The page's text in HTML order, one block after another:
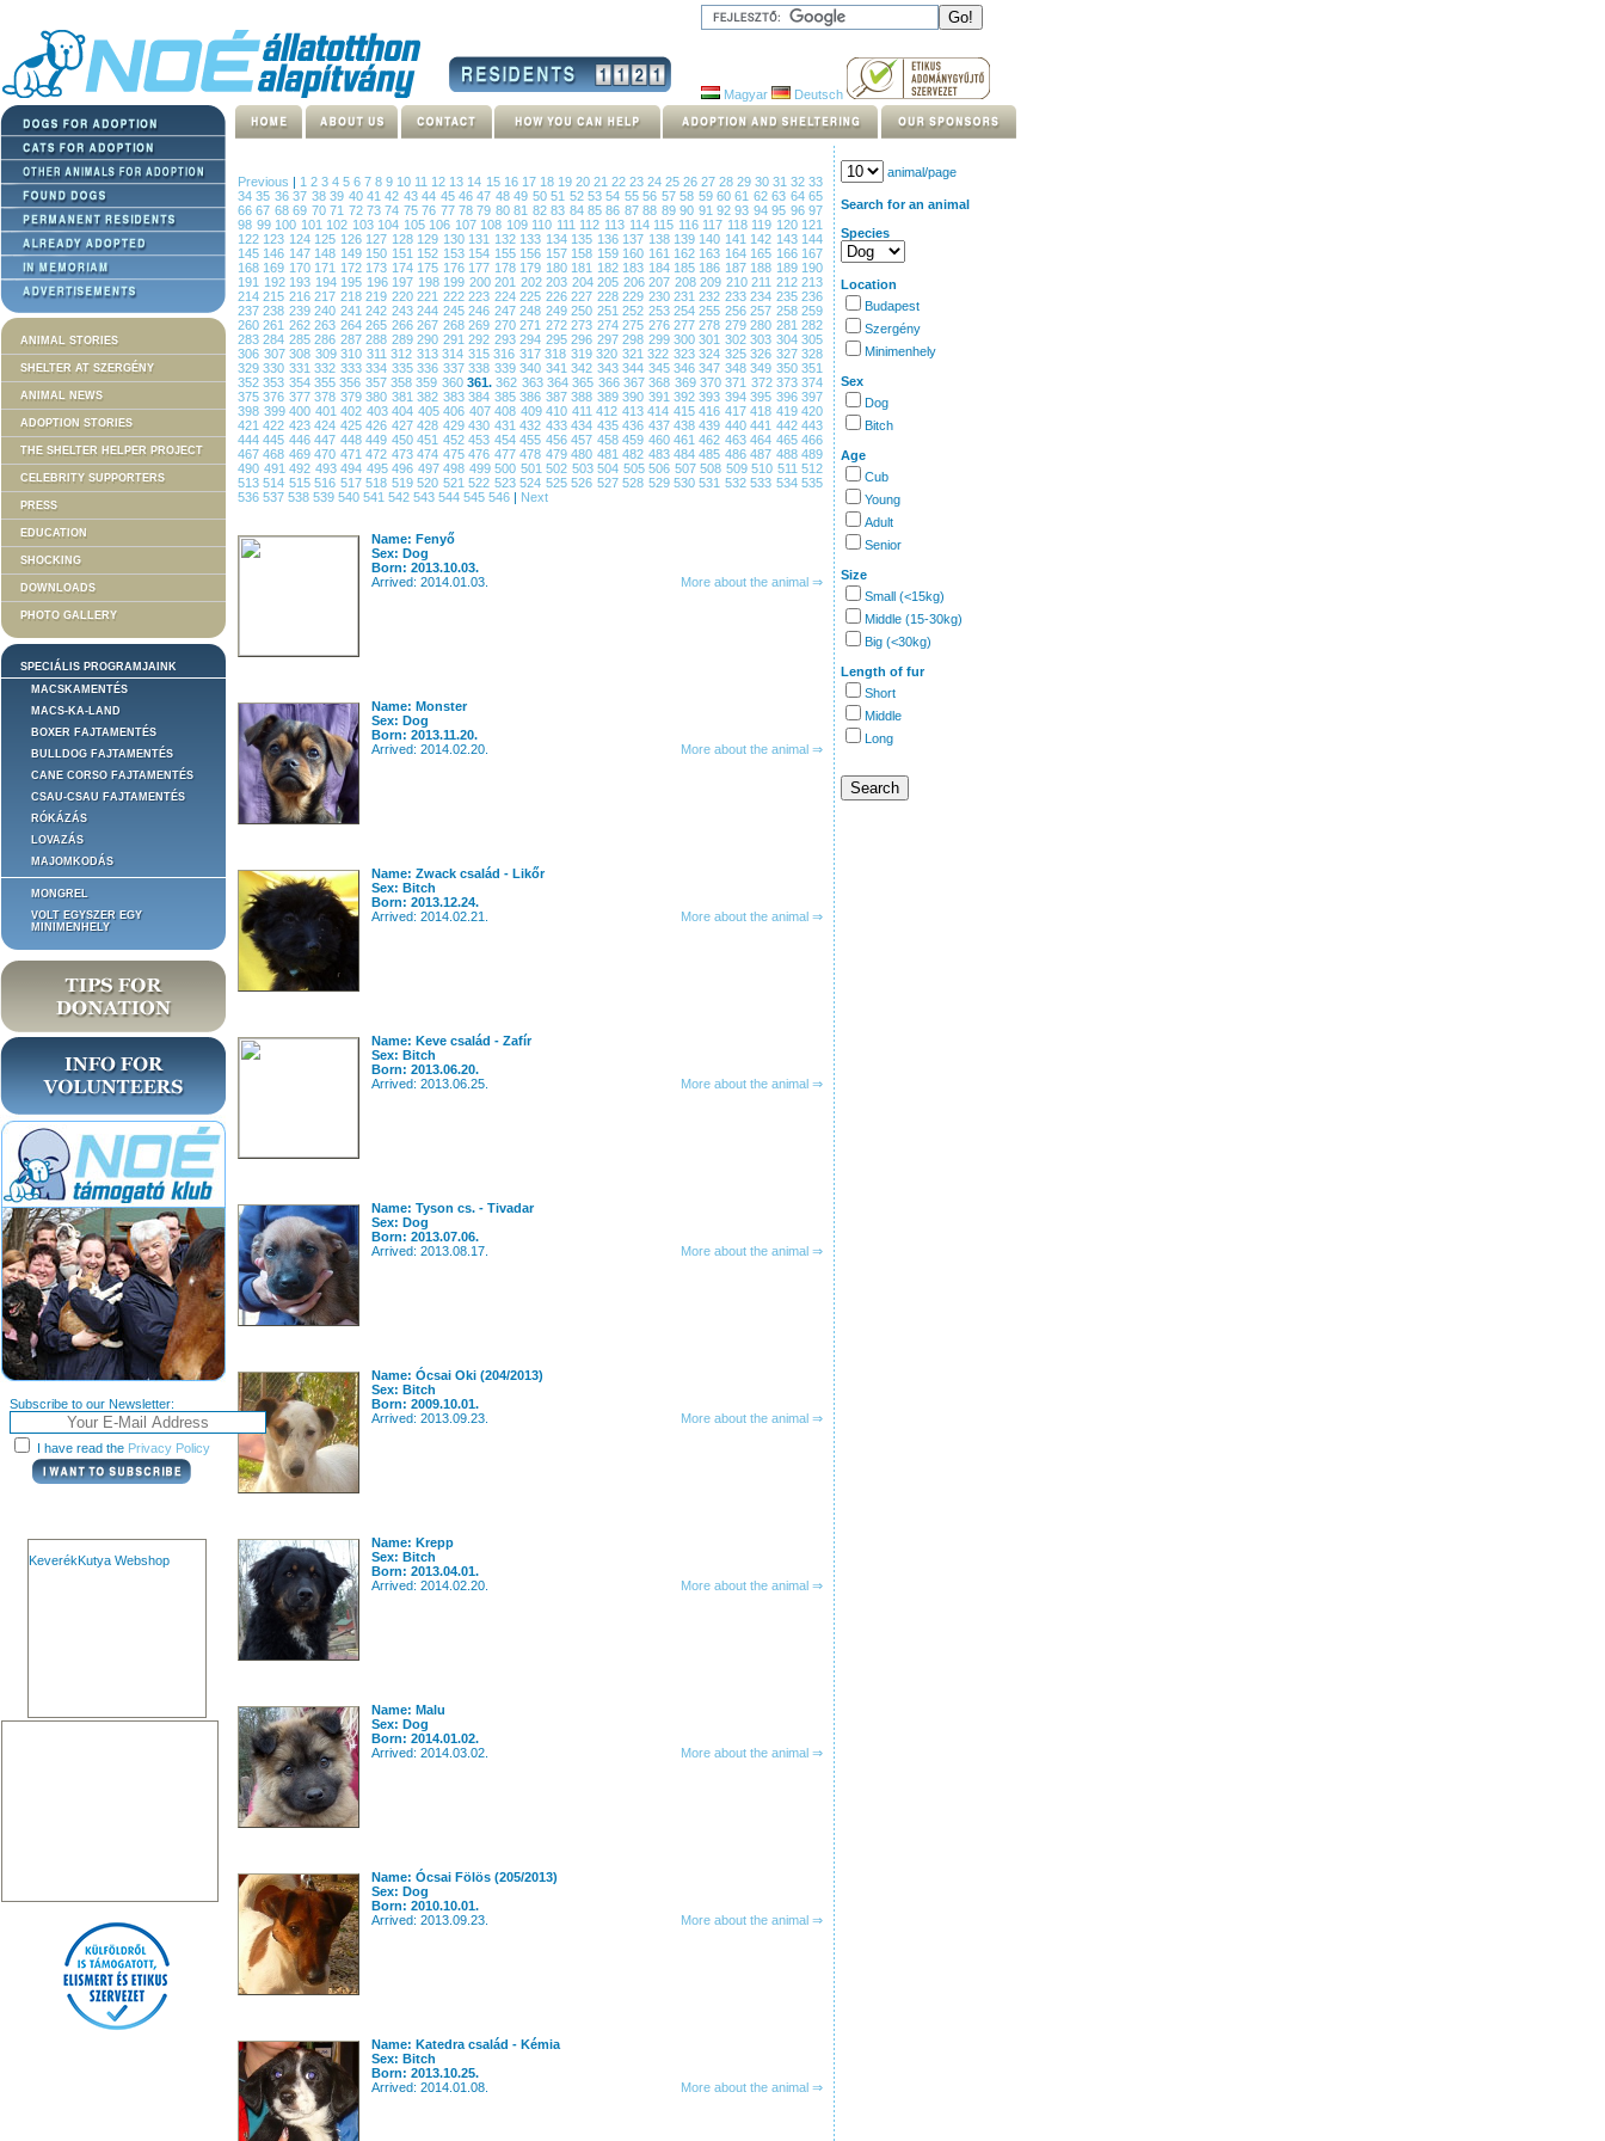
Magyar Deutsch
ANIMAL STORIES
SHELTER AT SZERGÉNY
ANIMAL NEWS
ADOPTION STORIES
THE SHELTER HELPER PROJECT
CELEBRITY SUPPORTERS
PRESS
EDUCATION
SHOCKING
DOWNLOADS
PHOTO GALLERY
SPECIÁLIS PROGRAMJAINK
MACSKAMENTÉS
MACS-KA-LAND
BOXER FAJTAMENTÉS
BULLDOG FAJTAMENTÉS
CANE CORSO FAJTAMENTÉS
CSAU-CSAU FAJTAMENTÉS
RÓKÁZÁS
LOVAZÁS
MAJOMKODÁS
MONGREL
VOLT EGYSZER EGY
MINIMENHELY
Subscribe to our Newsletter:
I have read the Privacy Policy
KeverékKutya Webshop
Previous | 123456789 10 11 12 13 14 15 16 17 18 19 20 21 22 23 24 25 26 27 28 29 30 313233
3435 3637 3839 40 4142 4344 454647 4849 5051 525354 5556 5758 59 6061 6263 6465
6667 6869 7071 72 7374 7576 777879 8081 8283 848586 8788 8990 91 9293 9495 9697
98 99 100 101 102 103 104 105 106 107 108 109 110 111 112 113 114 115 116 117 118 119 120 121
122 123 124 125 126 127 128 129 130 131 132 133 134 135 136 137 138 139 140 141 142 143 144
145 146 147 148 149 150 151 152 153 154 155 156 157 158 159 160 161 162 163 164 165 166 167
168 169 170 171 172 173 174 175 176 177 178 179 180 181 182 183 184 185 186 187 188 189 190
191 192 193 194 195 196 197 198 199 200 201 202 203 204 205 206 207 208 209 210 211 212 213
214215 216217 218219 220221 222223 224225 226227 228229 230 231232 233234 235236
237238 239240 241242 243244 245246 247248 249250 251252 253 254255 256257 258259
260261 262263 264265 266267 268269 270271 272273 274275 276 277278 279280 281282
283284 285286 287288 289290 291292 293294 295296 297298 299 300301 302303 304305
306 307 308 309 310 311 312 313 314 315 316 317 318 319 320 321 322 323 324 325 326 327 328
329330 331332 333334 335336 337338 339340 341342 343344 345 346347 348349 350351
352353 354 355356 357 358359 360 361. 362 363 364365 366 367368 369 370371 372 373374
375376 377378 379380 381382 383384 385386 387388 389390 391 392393 394395 396397
398 399 400 401 402 403 404 405 406 407 408 409 410 411 412 413 414 415 416 417 418 419 420
421422 423424 425426 427428 429430 431432 433434 435436 437 438439 440441 442443
444445 446447 448449 450451 452453 454455 456457 458459 460 461462 463464 465466
467468 469470 471472 473474 475476 477478 479480 481482 483 484485 486487 488489
490 491 492 493 494 495 496 497 498 499 500 501 502 503 504 505 506 507 508 509 510 511 512
513514 515516 517518 519520 521522 523524 525526 527528 529 530531 532533 534535
536 537 538 539 540 541 542 543 544 545 546 | Next
Name: Fenyő
Sex: Dog
Born: 2013.10.03.
Arrived: 2014.01.03.
More about the animal ⇒
Name: Monster
Sex: Dog
Born: 2013.11.20.
Arrived: 2014.02.20.
More about the animal ⇒
Name: Zwack család - Likőr
Sex: Bitch
Born: 2013.12.24.
Arrived: 2014.02.21.
More about the animal ⇒
Name: Keve család - Zafír
Sex: Bitch
Born: 2013.06.20.
Arrived: 2013.06.25.
More about the animal ⇒
Name: Tyson cs. - Tivadar
Sex: Dog
Born: 2013.07.06.
Arrived: 2013.08.17.
More about the animal ⇒
Name: Ócsai Oki (204/2013)
Sex: Bitch
Born: 2009.10.01.
Arrived: 2013.09.23.
More about the animal ⇒
Name: Krepp
Sex: Bitch
Born: 2013.04.01.
Arrived: 2014.02.20.
More about the animal ⇒
Name: Malu
Sex: Dog
Born: 2014.01.02.
Arrived: 2014.03.02.
More about the animal ⇒
Name: Ócsai Fölös (205/2013)
Sex: Dog
Born: 2010.10.01.
Arrived: 2013.09.23.
More about the animal ⇒
Name: Katedra család - Kémia
Sex: Bitch
Born: 2013.10.25.
Arrived: 2014.01.08.
More about the animal ⇒
animal/page
Search for an animal
Species
Location
Budapest
Szergény
Minimenhely
Sex
Dog
Bitch
Age
Cub
Young
Adult
Senior
Size
Small (<15kg)
Middle (15-30kg)
Big (<30kg)
Length of fur
Short
Middle
Long